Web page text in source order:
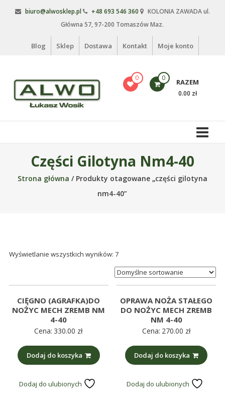
biuro@alwosklep.pl +48 693 546 360
KOLONIA ZAWADA ul.
Główna 57, 97-200 Tomaszów Maz.
Blog Sklep Dostawa Kontakt Moje konto
Alwo
sklep
meble
maszynowe.
rodzaju
betoniarek,
maszyn
także
0 0 RAZEM
0.00 zł
Części Gilotyna Nm4-40
Strona główna / Produkty otagowane „części gilotyna
nm4-40”
Wyświetlanie wszystkich wyników: 7
CIĘGNO (AGRAFKA)DO
NOŻYC MECH ZREMB NM
4-40
Cena: 330.00 zł
Dodaj do koszyka
Dodaj do ulubionych
OPRAWA NOŻA STAŁEGO
DO NOŻYC MECH ZREMB
NM 4-40
Cena: 270.00 zł
Dodaj do koszyka
Dodaj do ulubionych